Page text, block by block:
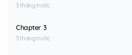
3 tháng trước
Chapter 3
3 tháng trước